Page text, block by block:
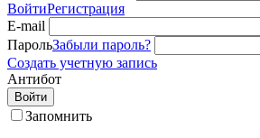
ВойтиРегистрация
E-mail
ПарольЗабыли пароль?
Создать учетную запись
Антибот
Войти
Запомнить